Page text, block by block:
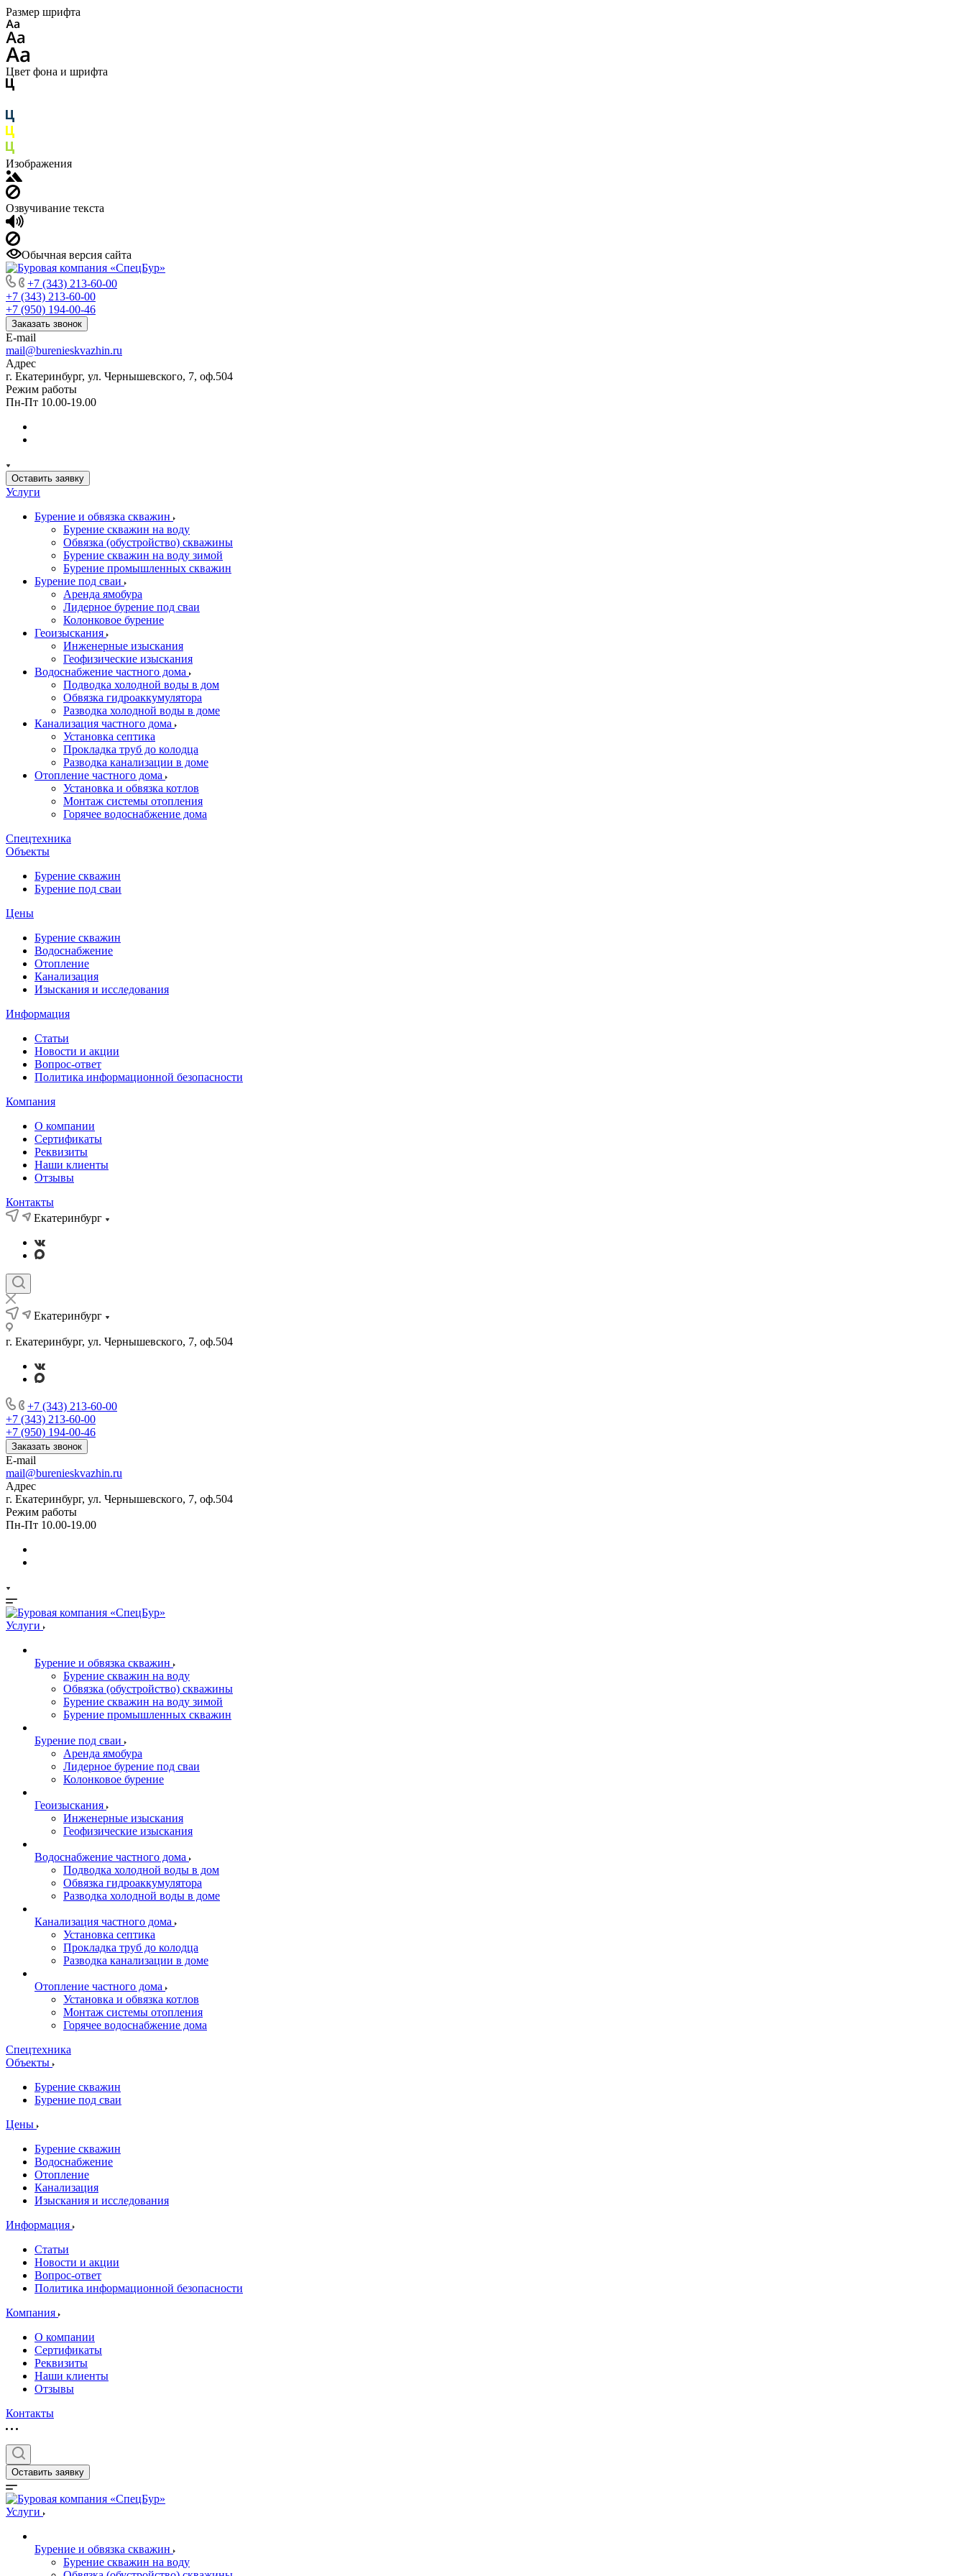
Размер шрифта
Цвет фона и шрифта
Изображения
Озвучивание текста
Обычная версия сайта
+7 (343) 213-60-00
+7 (343) 213-60-00
+7 (950) 194-00-46
Заказать звонок
E-mail
mail@burenieskvazhin.ru
Адрес
г. Екатеринбург, ул. Чернышевского, 7, оф.504
Режим работы
Пн-Пт 10.00-19.00
Оставить заявку
Услуги
Бурение и обвязка скважин
Бурение скважин на воду
Обвязка (обустройство) скважины
Бурение скважин на воду зимой
Бурение промышленных скважин
Бурение под сваи
Аренда ямобура
Лидерное бурение под сваи
Колонковое бурение
Геоизыскания
Инженерные изыскания
Геофизические изыскания
Водоснабжение частного дома
Подводка холодной воды в дом
Обвязка гидроаккумулятора
Разводка холодной воды в доме
Канализация частного дома
Установка септика
Прокладка труб до колодца
Разводка канализации в доме
Отопление частного дома
Установка и обвязка котлов
Монтаж системы отопления
Горячее водоснабжение дома
Спецтехника
Объекты
Бурение скважин
Бурение под сваи
Цены
Бурение скважин
Водоснабжение
Отопление
Канализация
Изыскания и исследования
Информация
Статьи
Новости и акции
Вопрос-ответ
Политика информационной безопасности
Компания
О компании
Сертификаты
Реквизиты
Наши клиенты
Отзывы
Контакты
Екатеринбург
Екатеринбург
г. Екатеринбург, ул. Чернышевского, 7, оф.504
+7 (343) 213-60-00
+7 (343) 213-60-00
+7 (950) 194-00-46
Заказать звонок
E-mail
mail@burenieskvazhin.ru
Адрес
г. Екатеринбург, ул. Чернышевского, 7, оф.504
Режим работы
Пн-Пт 10.00-19.00
Услуги
Бурение и обвязка скважин
Бурение скважин на воду
Обвязка (обустройство) скважины
Бурение скважин на воду зимой
Бурение промышленных скважин
Бурение под сваи
Аренда ямобура
Лидерное бурение под сваи
Колонковое бурение
Геоизыскания
Инженерные изыскания
Геофизические изыскания
Водоснабжение частного дома
Подводка холодной воды в дом
Обвязка гидроаккумулятора
Разводка холодной воды в доме
Канализация частного дома
Установка септика
Прокладка труб до колодца
Разводка канализации в доме
Отопление частного дома
Установка и обвязка котлов
Монтаж системы отопления
Горячее водоснабжение дома
Спецтехника
Объекты
Бурение скважин
Бурение под сваи
Цены
Бурение скважин
Водоснабжение
Отопление
Канализация
Изыскания и исследования
Информация
Статьи
Новости и акции
Вопрос-ответ
Политика информационной безопасности
Компания
О компании
Сертификаты
Реквизиты
Наши клиенты
Отзывы
Контакты
Оставить заявку
Услуги
Бурение и обвязка скважин
Бурение скважин на воду